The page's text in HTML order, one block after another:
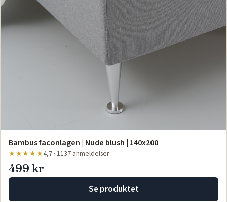
Bambus faconlagen | Nude blush | 140x200
★★★★★4,7 · 1137 anmeldelser
499 kr
Se produktet